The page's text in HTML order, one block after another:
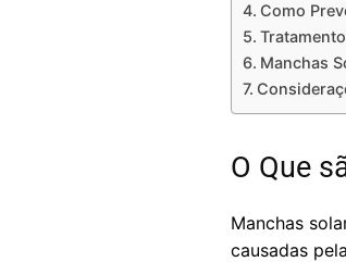
Como
Manchas
O Que
Manchas
causadas